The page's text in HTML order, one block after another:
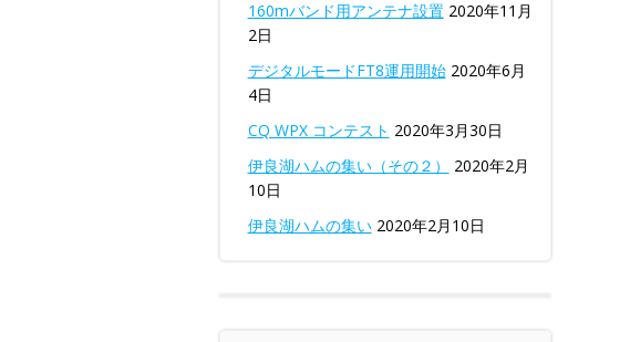
160mバンド用アンテナ設置 2020年11月
2日
デジタルモードFT8運用開始 2020年6月
4日
CQ WPX コンテスト 2020年3月30日
伊良湖ハムの集い（その２）
2020年2月
10日
伊良湖ハムの集い 2020年2月10日